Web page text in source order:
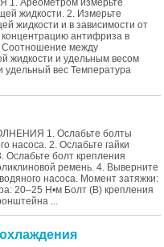
Ареометром измерьте
жидкости. 2. Измерьте
жидкости и в зависимости от
антифриза в
между
жидкости и удельным весом
удельный вес Температура
1. Ослабьте болты
насоса. 2. Ослабьте гайки
Ослабьте болт крепления
ремень. 4. Выверните
насоса. Момент затяжки:
20–25 Н•м Болт (В) крепления
...